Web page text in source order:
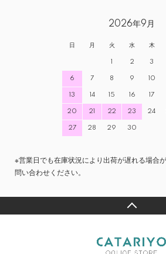
2026年9月
日 月 火 水 木
1 2 3
6 7 8 9 10
13 14 15 16 17
20 21 22 23 24
27 28 29 30
※営業日でも在庫状況により出荷が遅れる場合
問い合わせください。